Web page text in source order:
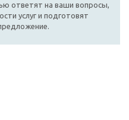
ответят на ваши вопросы,
услуг и подготовят